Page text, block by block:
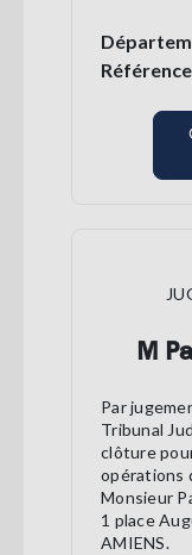
M
Par
Tribunal
clôture
opérations
Monsieur
1 place
AMIENS.